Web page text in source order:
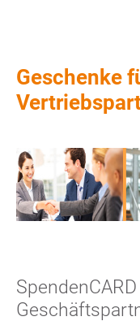
Geschenke